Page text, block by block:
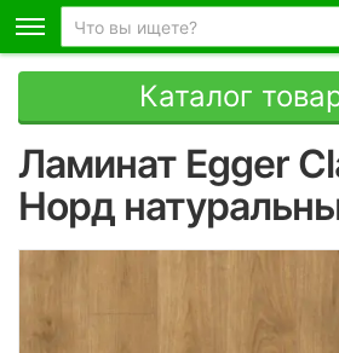
Каталог
Ламинат Egger
Норд